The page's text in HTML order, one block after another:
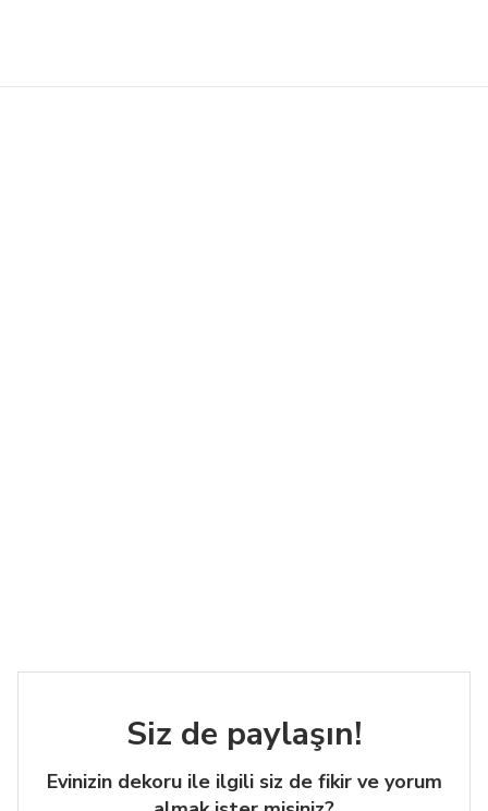
Siz de paylaşın!
Evinizin dekoru ile ilgili siz de fikir ve yorum